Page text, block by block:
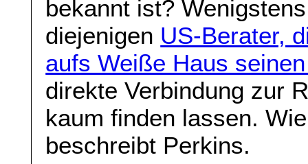
bekannt ist?
diejenigen US-Berater,
aufs Weiße Haus
direkte Verbindung zur
kaum finden lassen.
beschreibt Perkins.